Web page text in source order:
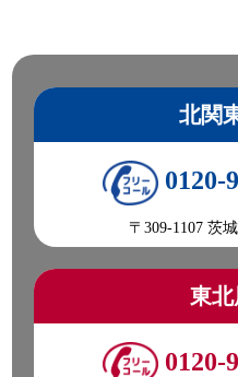
北関
0120-
〒309-1107 茨
東
0120-